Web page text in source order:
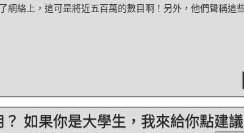
網絡上，這可是將近五百萬的數目啊！另外，他們聲稱這
如果你是大學生，我來給你點建